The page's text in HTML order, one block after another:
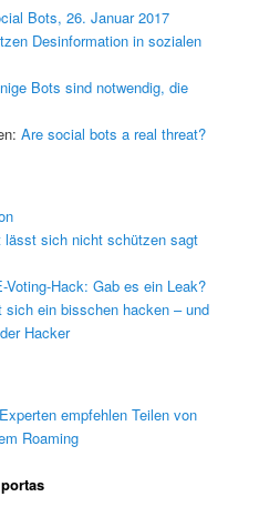
Bots, 26. Januar 2017
Desinformation in sozialen
Bots sind notwendig, die
Are social bots a real threat?
lässt sich nicht schützen sagt
Voting-Hack: Gab es ein Leak?
sich ein bisschen hacken – und
Hacker
empfehlen Teilen von
Roaming